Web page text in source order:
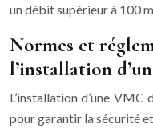
un débit supérieur à 100
Normes et
l’installation
L’installation d’une
pour garantir la sécurité